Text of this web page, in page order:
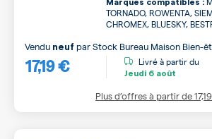
Marques compatibles :
TORNADO, ROWENTA,
CHROMEX, BLUESKY,
17,19 €
Vendu neuf parStock Bureau Maison Bien-
Livré à partir du
Jeudi 6 août
Plus d’offres à partir de